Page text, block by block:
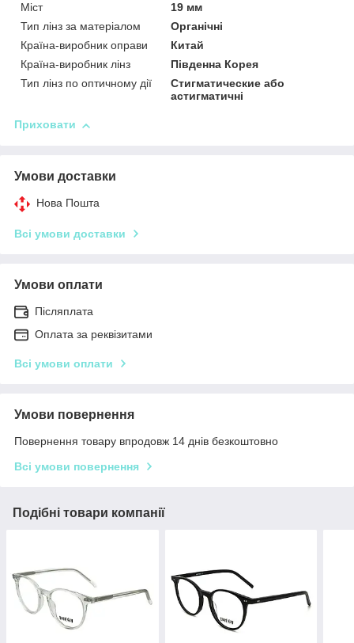
Міст
19 мм
Тип лінз за матеріалом
Органічні
Країна-виробник оправи
Китай
Країна-виробник лінз
Південна Корея
Тип лінз по оптичному дії
Стигматические або
астигматичні
Приховати
Умови доставки
Нова Пошта
Всі умови доставки
Умови оплати
Післяплата
Оплата за реквізитами
Всі умови оплати
Умови повернення
Повернення товару впродовж 14 днів безкоштовно
Всі умови повернення
Подібні товари компанії